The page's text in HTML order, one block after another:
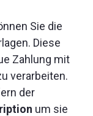
Sie die
Diese
Zahlung mit
verarbeiten.
der
um sie